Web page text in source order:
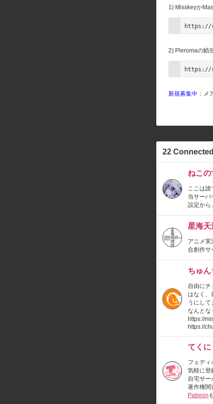
1) Misskeyか
https://
2) Pleromaの鯖
https://
新規募集中 ：メ
22
ねこ
ここは誰
当サーバ
設定から
星海
アニメ実
合創作サ
ちゅ
自由にチ
はなく、
うにし
なんとな
https://
https://
てく
フェディ
気軽に登
自宅サー
著作権関
Patreon